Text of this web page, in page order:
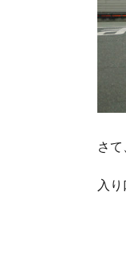
さ
入